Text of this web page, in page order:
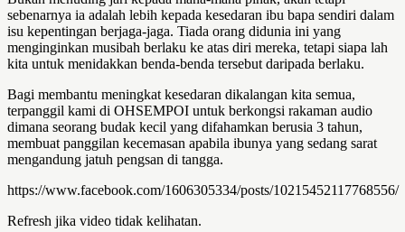
sebenarnya ia adalah lebih kepada kesedaran ibu bapa sendiri dalam
isu kepentingan berjaga-jaga. Tiada orang didunia ini yang
menginginkan musibah berlaku ke atas diri mereka, tetapi siapa lah
kita untuk menidakkan benda-benda tersebut daripada berlaku.
Bagi membantu meningkat kesedaran dikalangan kita semua,
terpanggil kami di OHSEMPOI untuk berkongsi rakaman audio
dimana seorang budak kecil yang difahamkan berusia 3 tahun,
membuat panggilan kecemasan apabila ibunya yang sedang sarat
mengandung jatuh pengsan di tangga.
https://www.facebook.com/1606305334/posts/10215452117768556/
Refresh jika video tidak kelihatan.